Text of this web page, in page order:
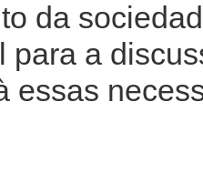
da
para a
essas